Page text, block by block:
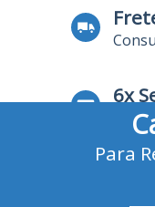
6x
no
no
Para